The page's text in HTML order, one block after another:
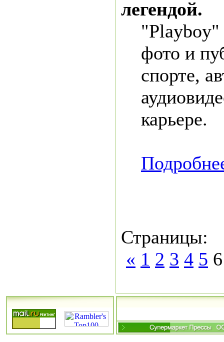
легендой.
фото и
спорте,
карьере.
Страницы:
« 1 2 3 4 5 6